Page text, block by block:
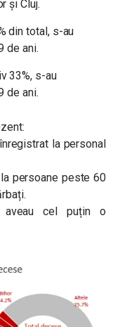
și Cluj.
din total, s-au
de ani.
33%, s-au
de ani.
la personal
persoane peste 60
aveau cel puțin o